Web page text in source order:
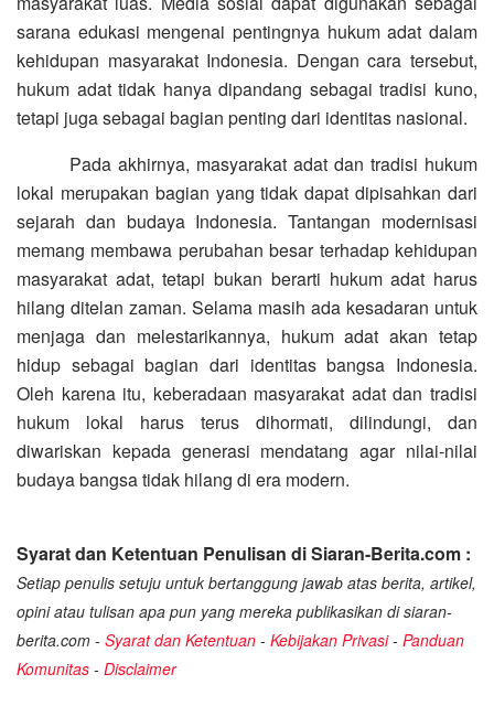
sarana edukasi mengenai pentingnya hukum adat dalam
kehidupan masyarakat Indonesia. Dengan cara tersebut,
hukum adat tidak hanya dipandang sebagai tradisi kuno,
tetapi juga sebagai bagian penting dari identitas nasional.
Pada akhirnya, masyarakat adat dan tradisi hukum
lokal merupakan bagian yang tidak dapat dipisahkan dari
sejarah dan budaya Indonesia. Tantangan modernisasi
memang membawa perubahan besar terhadap kehidupan
masyarakat adat, tetapi bukan berarti hukum adat harus
hilang ditelan zaman. Selama masih ada kesadaran untuk
menjaga dan melestarikannya, hukum adat akan tetap
hidup sebagai bagian dari identitas bangsa Indonesia.
Oleh karena itu, keberadaan masyarakat adat dan tradisi
hukum lokal harus terus dihormati, dilindungi, dan
diwariskan kepada generasi mendatang agar nilai-nilai
budaya bangsa tidak hilang di era modern.
Syarat dan Ketentuan Penulisan di Siaran-Berita.com :
Setiap penulis setuju untuk bertanggung jawab atas berita, artikel,
opini atau tulisan apa pun yang mereka publikasikan di siaran-
berita.com - Syarat dan Ketentuan - Kebijakan Privasi- Panduan
Komunitas - Disclaimer